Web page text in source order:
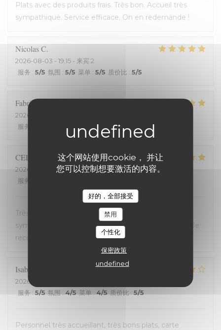
这个网站使用cookie， 并让
您可以控制想要激活的内容。
好的，全部接受
禁用
个性化
保密政策
undefined
Plats avec des produits frais. Très bon. Accueil très
sympathique. Service efficace. On en redemande !
NicolasC
2026-08-03 - 19:15 - 来宾 2
服务 : 5/5 氛围 : 5/5 菜单 : 5/5 质价比 : 5/5
Fabrice
2026-07-25
服务
5 质价比
CELINE
2026-07-23
- 19:45 - 来宾 2
服务
Très bon restaurant, service extrêmement
sympathique, coup de coeur pour le welsh revisité. Je
recommande !
Isabelle
2026-07-20
服务 : 5/5 氛围 : 4/5 菜单 : 4/5 质价比 : 5/5
Personnel très accueillant, très bons plats, carte